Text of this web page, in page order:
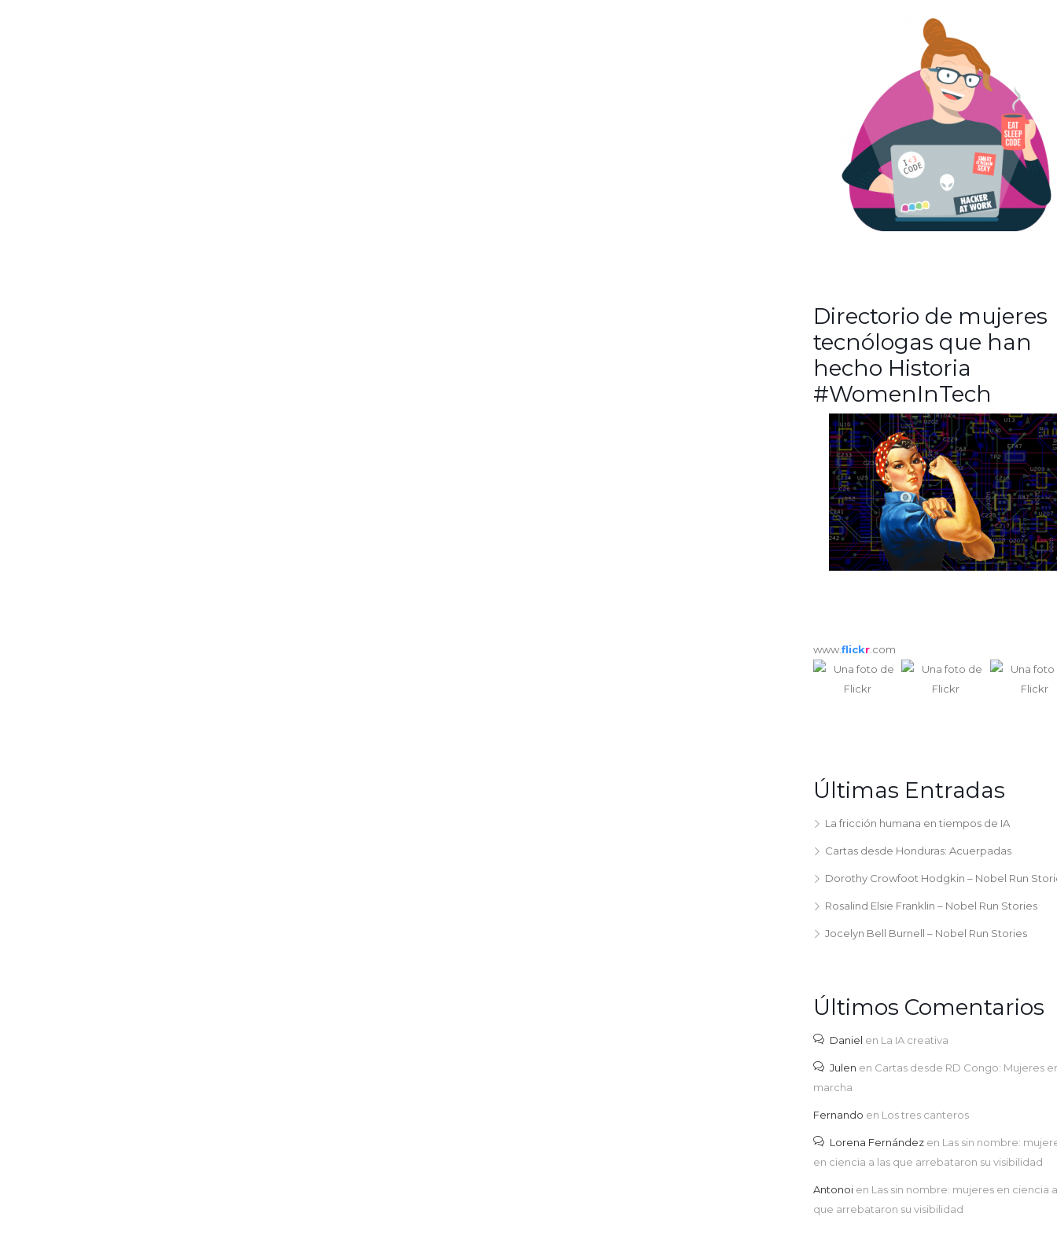
Directorio de mujeres
tecnólogas que han
hecho Historia
#WomenInTech
www.flickr .com
Últimas Entradas
La fricción humana en tiempos de IA
Cartas desde Honduras: Acuerpadas
Dorothy Crowfoot Hodgkin – Nobel Run
Rosalind Elsie Franklin – Nobel Run Stories
Jocelyn Bell Burnell – Nobel Run Stories
Últimos Comentarios
Daniel en La IA creativa
Julen en Cartas desde RD Congo: Mujeres
marcha
Fernando en Los tres canteros
Lorena Fernández en Las sin nombre:
en ciencia a las que arrebataron su visibilidad
Antonoi en Las sin nombre: mujeres en ciencia
que arrebataron su visibilidad